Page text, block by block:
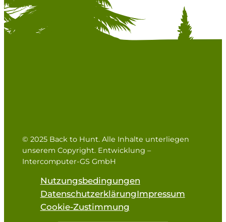
© 2025 Back to Hunt. Alle Inhalte unterliegen
unserem Copyright. Entwicklung –
Intercomputer-GS GmbH
Nutzungsbedingungen
DatenschutzerklärungImpressum
Cookie-Zustimmung